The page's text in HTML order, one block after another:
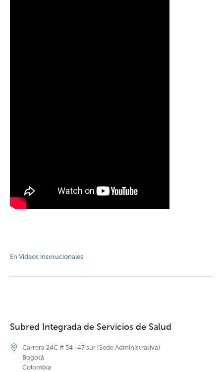
En Videos institucionales
Subred Integrada de Servicios de Salud
Carrera 24C # 54 -47 sur (Sede Administrativa)
Bogotá
Colombia